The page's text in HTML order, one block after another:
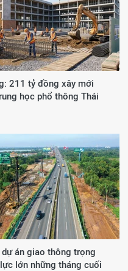
211 tỷ đồng xây mới
học phổ thông Thái
dự án giao thông trọng
lớn những tháng cuối